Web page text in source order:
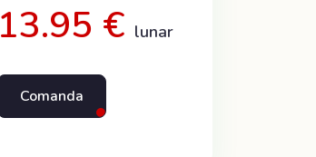
13.95 € lunar
Comanda